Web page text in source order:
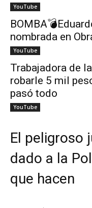
YouTube
nombrada en
YouTube
Trabajadora de
robarle 5 mil
pasó todo
YouTube
El peligroso
dado a la
que hacen